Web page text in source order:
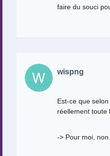
faire du souci
wispng
Est-ce que
réellement toute
-> Pour moi, non.